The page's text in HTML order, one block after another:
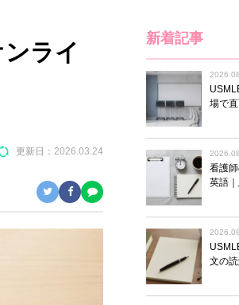
ライ
更新日： 2026.03.24
新着記事
場で
看護
英語
文の